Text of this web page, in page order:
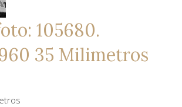
105680.
35 Milimetros